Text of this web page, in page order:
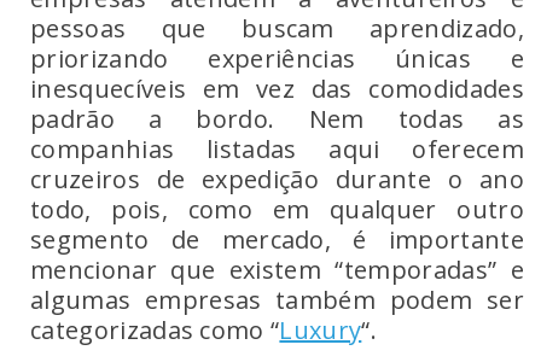
pessoas que buscam aprendizado,
priorizando experiências únicas e
inesquecíveis em vez das comodidades
padrão a bordo. Nem todas as
companhias listadas aqui oferecem
cruzeiros de expedição durante o ano
todo, pois, como em qualquer outro
segmento de mercado, é importante
mencionar que existem “temporadas” e
algumas empresas também podem ser
categorizadas como “Luxury“.